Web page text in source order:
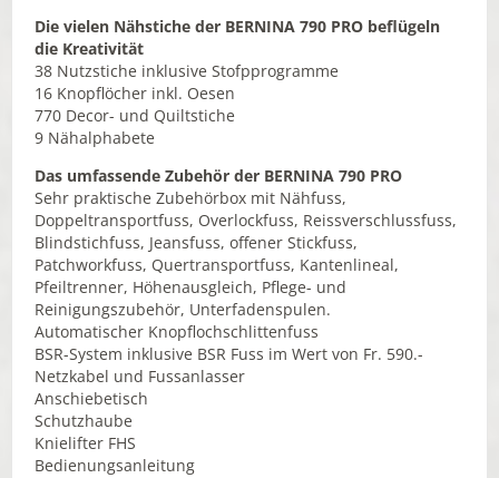
Die vielen Nähstiche der BERNINA 790 PRO beflügeln
die Kreativität
38 Nutzstiche inklusive Stofpprogramme
16 Knopflöcher inkl. Oesen
770 Decor- und Quiltstiche
9 Nähalphabete
Das umfassende Zubehör der BERNINA 790 PRO
Sehr praktische Zubehörbox mit Nähfuss,
Doppeltransportfuss, Overlockfuss, Reissverschlussfuss,
Blindstichfuss, Jeansfuss, offener Stickfuss,
Patchworkfuss, Quertransportfuss, Kantenlineal,
Pfeiltrenner, Höhenausgleich, Pflege- und
Reinigungszubehör, Unterfadenspulen.
Automatischer Knopflochschlittenfuss
BSR-System inklusive BSR Fuss im Wert von Fr. 590.-
Netzkabel und Fussanlasser
Anschiebetisch
Schutzhaube
Knielifter FHS
Bedienungsanleitung